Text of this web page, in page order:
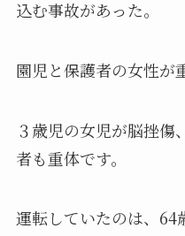
込む事故があった。
園児と保護者の女性が
３歳児の女児が脳挫傷
者も重体です。
運転していたのは、64